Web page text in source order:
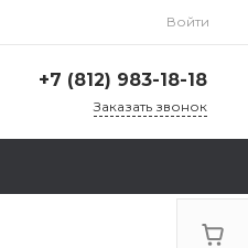
Войти
+7 (812) 983-18-18
Пн-Пт: 9:00-18:00 Cб-Вс:
Заказать звонок